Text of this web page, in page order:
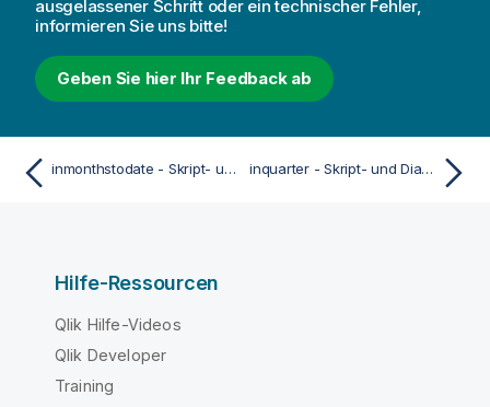
ausgelassener Schritt oder ein technischer Fehler,
informieren Sie uns bitte!
Geben Sie hier Ihr Feedback ab
inmonthstodate - Skript- und Diagrammfunktion inquarter - Skript- und Diagrammfunktion
Hilfe-Ressourcen
Qlik Hilfe-Videos
Qlik Developer
Training